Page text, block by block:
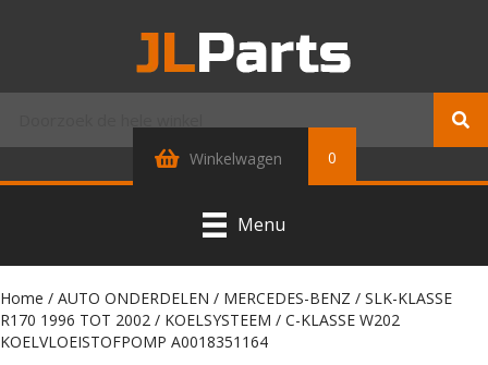
Winkelwagen 0
Menu
Home / AUTO ONDERDELEN / MERCEDES-BENZ / SLK-KLASSE
R170 1996 TOT 2002 / KOELSYSTEEM / C-KLASSE W202
KOELVLOEISTOFPOMP A0018351164